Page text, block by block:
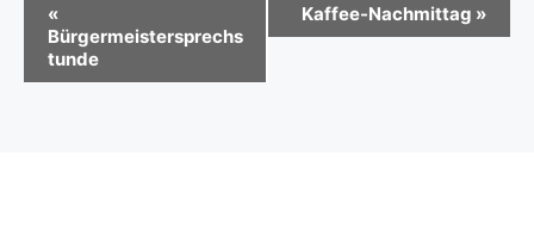
r
«
Bürgermeistersprechs
tunde
Kaffee-Nachmittag »